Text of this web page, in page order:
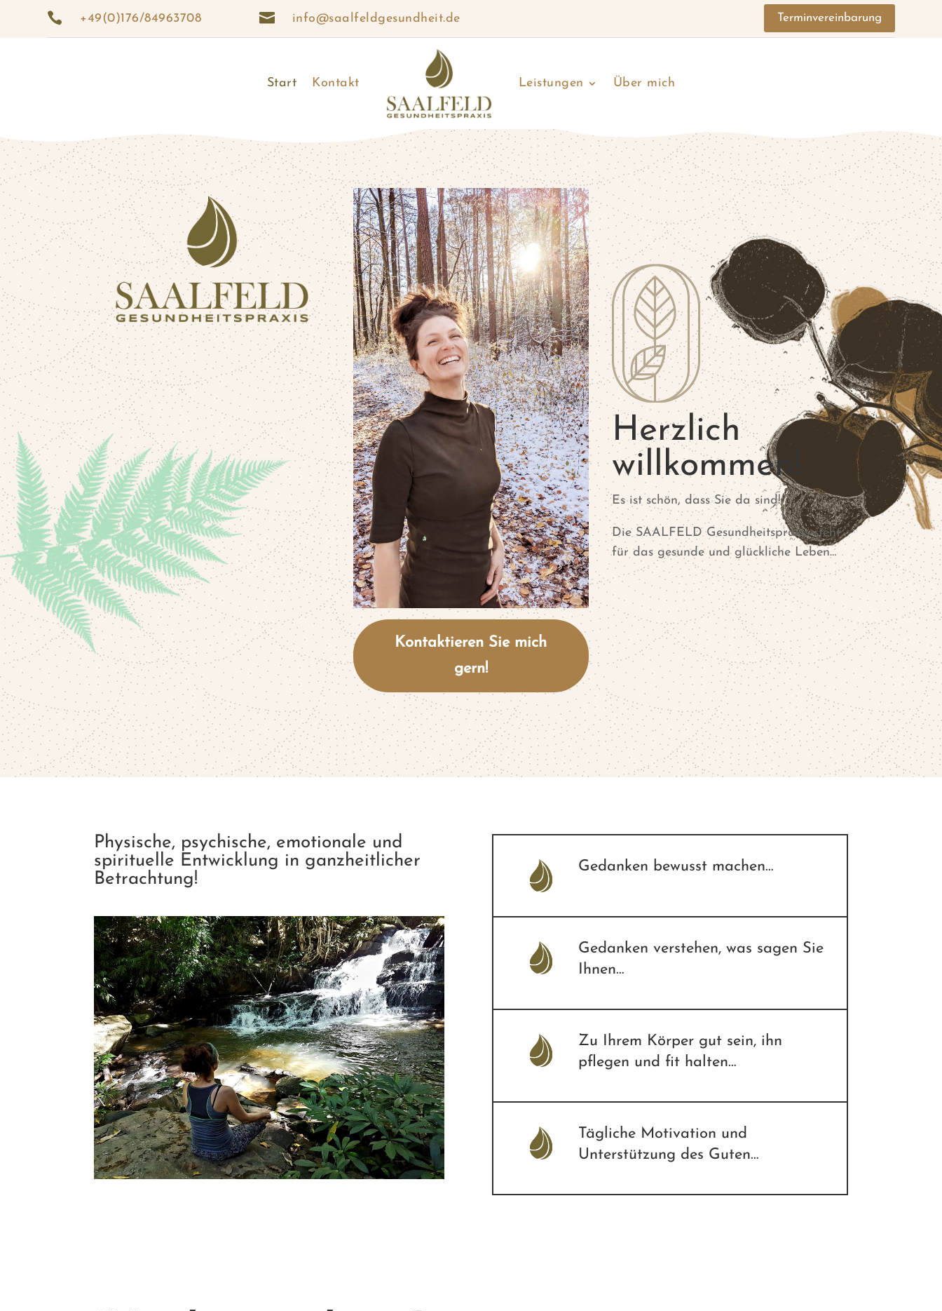
 +49(0)176/84963708  info@saalfeldgesundheit.de Terminvereinbarung
Start Kontakt Leistungen Über mich
Kontaktieren Sie mich
gern!
Herzlich
willkommen!
Es ist schön, dass Sie da sind!
Die SAALFELD Gesundheitspraxis steht
für das gesunde und glückliche Leben…
Physische, psychische, emotionale und
spirituelle Entwicklung in ganzheitlicher
Betrachtung!
Gedanken bewusst machen…
Gedanken verstehen, was sagen Sie
Ihnen…
Zu Ihrem Körper gut sein, ihn
pflegen und fit halten…
Tägliche Motivation und
Unterstützung des Guten…